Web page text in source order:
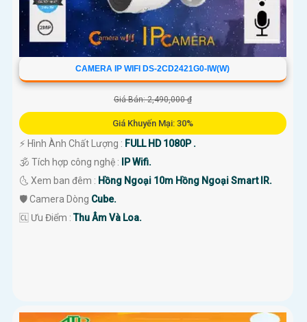
CAMERA IP WIFI DS-2CD2421G0-IW(W)
Giá Bán: 2,490,000 ₫
Giá Khuyến Mại: 30%
️⚡ Hình Ành Chất Lượng : FULL HD 1080P .
🕉️ Tích hợp công nghệ : IP Wifi.
🌜 Xem ban đêm : Hồng Ngoại 10m Hồng Ngoại Smart IR.
🛡 Camera Dòng Cube.
️🆑 Ưu Điểm :Thu Âm Và Loa.